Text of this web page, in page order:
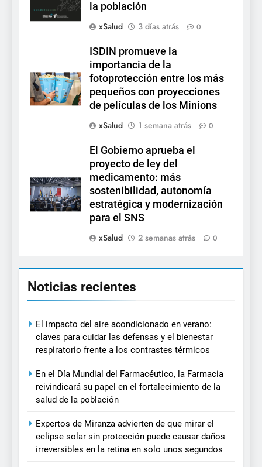
la población
xSalud
3 días atrás 0
ISDIN promueve la
importancia de la
fotoprotección entre los más
pequeños con proyecciones
de películas de los Minions
xSalud
1 semana atrás 0
El Gobierno aprueba el
proyecto de ley del
medicamento: más
sostenibilidad, autonomía
estratégica y modernización
para el SNS
xSalud
2 semanas atrás 0
Noticias recientes
El impacto del aire acondicionado en verano:
claves para cuidar las defensas y el bienestar
respiratorio frente a los contrastes térmicos
En el Día Mundial del Farmacéutico, la Farmacia
reivindicará su papel en el fortalecimiento de la
salud de la población
Expertos de Miranza advierten de que mirar el
eclipse solar sin protección puede causar daños
irreversibles en la retina en solo unos segundos